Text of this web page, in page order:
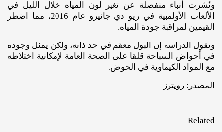
ونُشرت أنباء منفصلة عن تغير لون المياه خلال الليل في
الألعاب الأولمبية في ريو دي جانيرو عام 2016، مما اضطر
القيمين لمراقبة جودة المياه.
وتقول الدراسة إن البول معقم في حد ذاته، ولكن يمثل وجوده
في أحواض السباحة قلقا على الصحة العامة لإمكانية اختلاطه
مع المواد الكيماوية في الحوض.
المصدر: رويترز
Related